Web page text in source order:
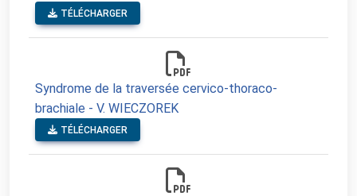
TÉLÉCHARGER
Syndrome de la traversée cervico-thoraco-
brachiale - V. WIECZOREK
TÉLÉCHARGER